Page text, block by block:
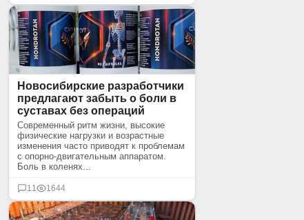
Новосибирские разработчики
предлагают забыть о боли в
суставах без операций
Современный ритм жизни, высокие
физические нагрузки и возрастные
изменения часто приводят к проблемам
с опорно-двигательным аппаратом.
Боль в коленях...
11 1644